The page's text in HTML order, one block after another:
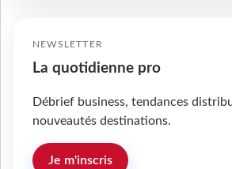
NEWSLETTER
La quotidienne pro
Débrief business, tendances
nouveautés destinations.
Je m'inscris